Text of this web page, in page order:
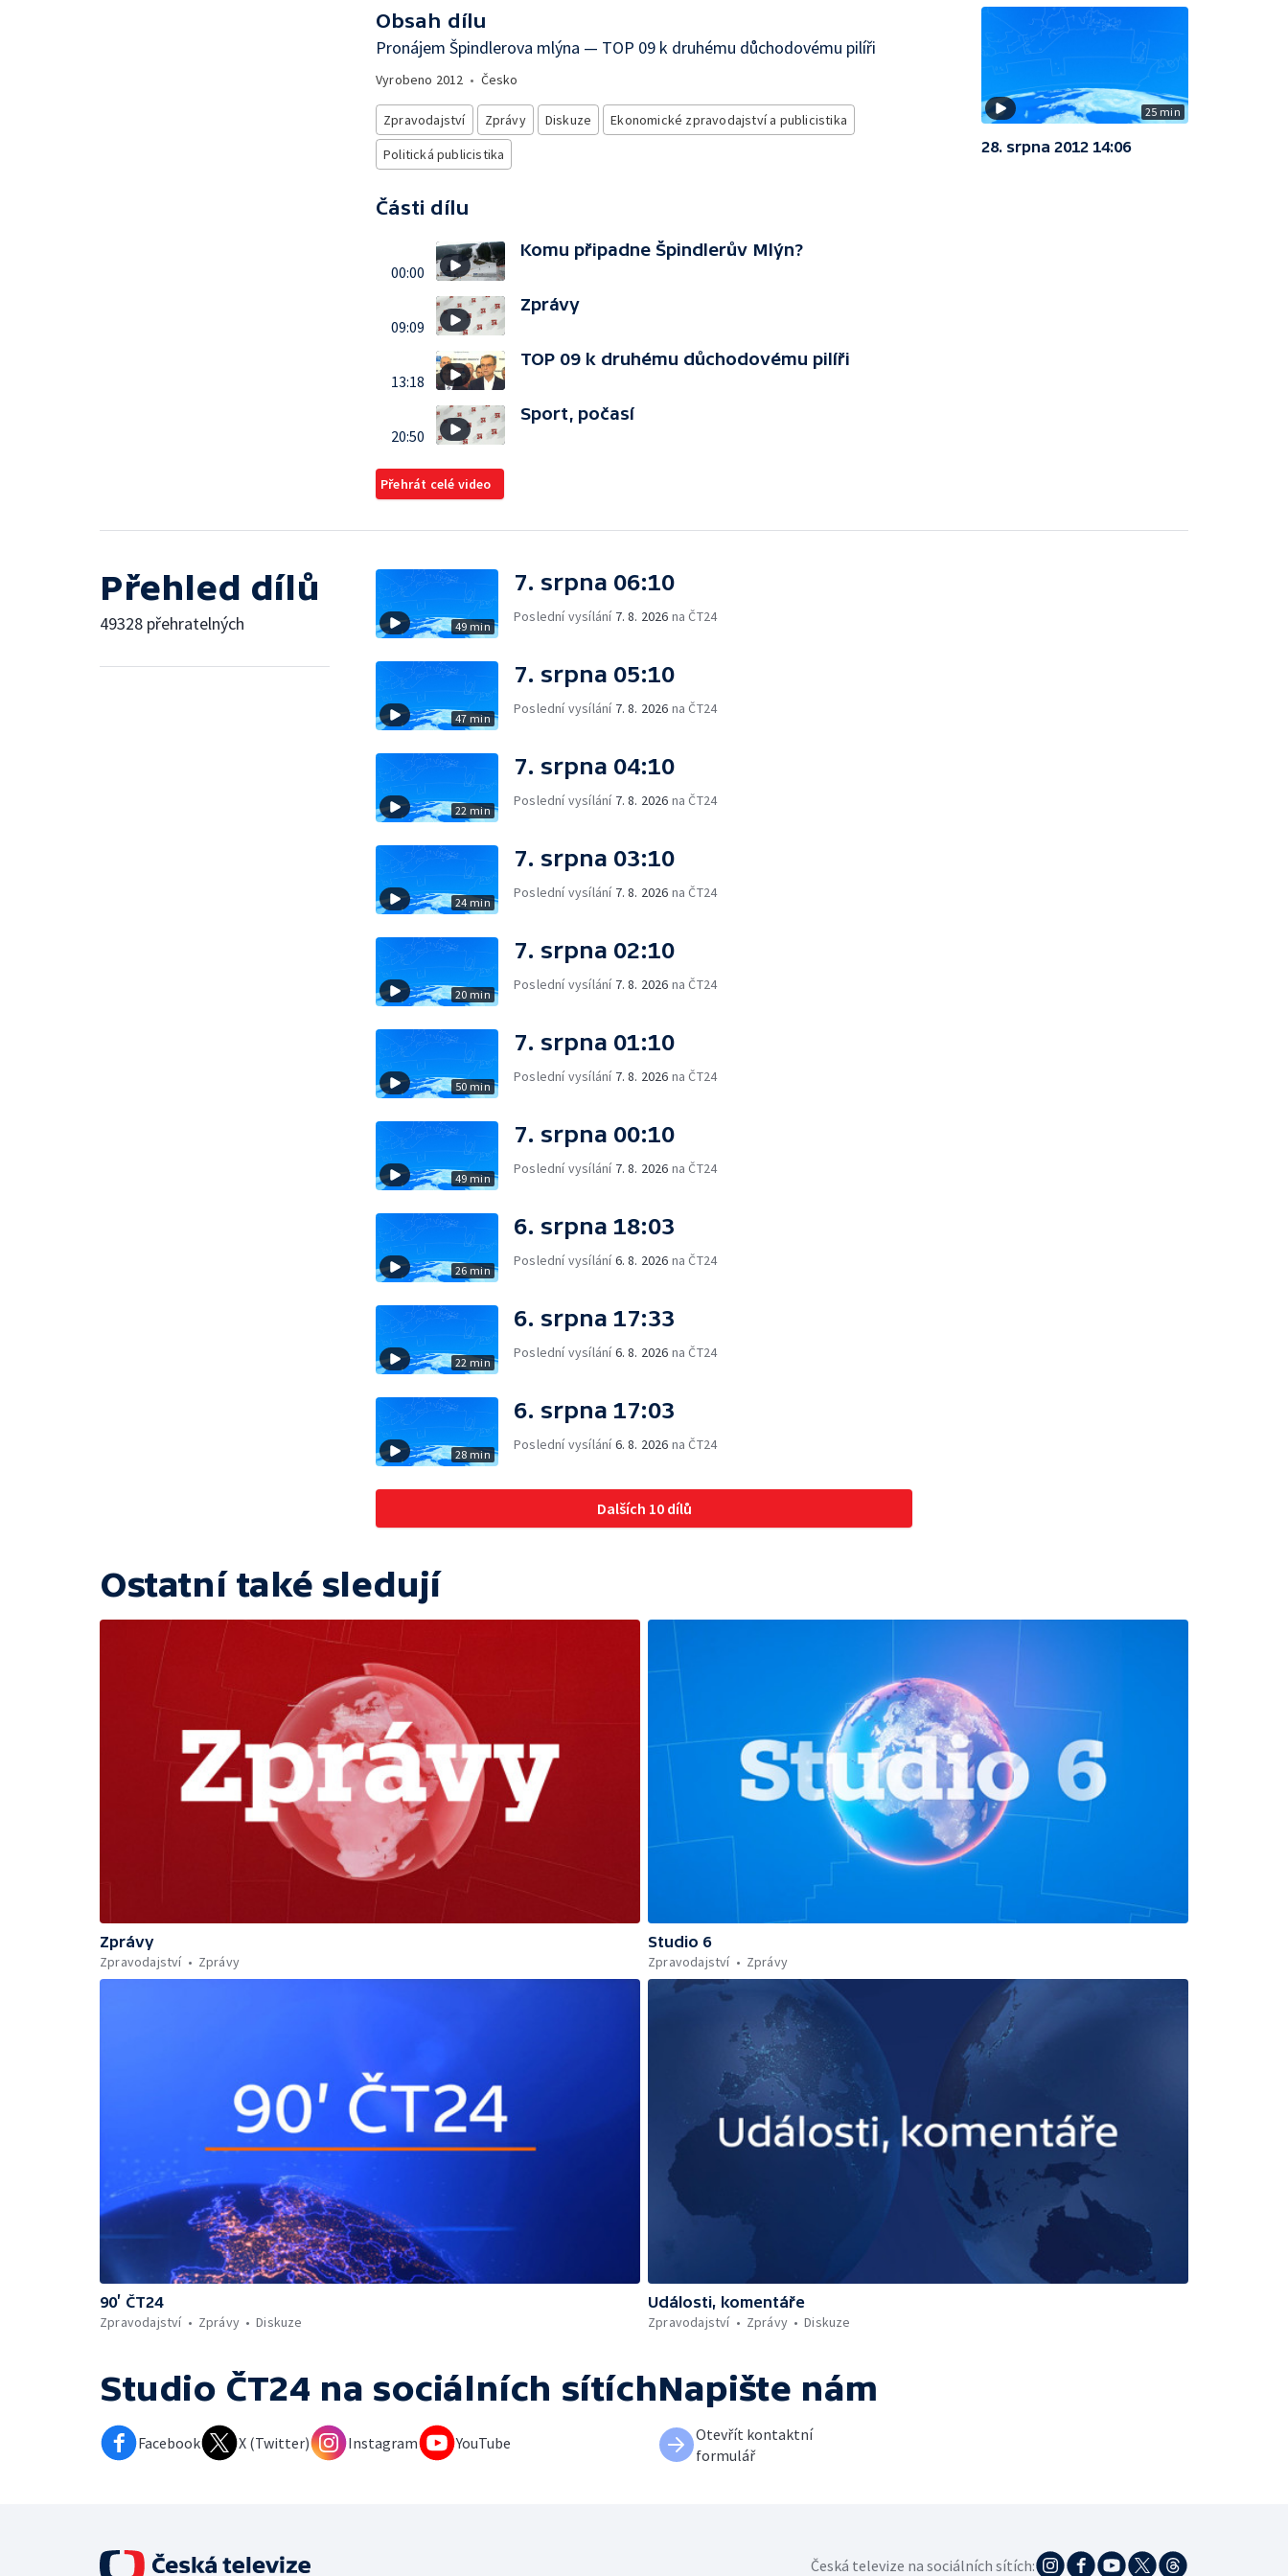
Obsah dílu
Pronájem Špindlerova mlýna — TOP 09 k druhému důchodovému pilíři
Vyrobeno 2012 • Česko
Zpravodajství Zprávy Diskuze
Ekonomické zpravodajství a publicistika
Politická publicistika
Části dílu
00:00
Komu připadne Špindlerův Mlýn?
09:09
Zprávy
13:18
TOP 09 k druhému důchodovému pilíři
20:50
Sport, počasí
Přehrát celé video
25 min
28. srpna 2012 14:06
Přehled dílů
49328 přehratelných 49 min
7. srpna 06:10
Poslední vysílání 7. 8. 2026 na ČT24
47 min
7. srpna 05:10
Poslední vysílání 7. 8. 2026 na ČT24
22 min
7. srpna 04:10
Poslední vysílání 7. 8. 2026 na ČT24
24 min
7. srpna 03:10
Poslední vysílání 7. 8. 2026 na ČT24
20 min
7. srpna 02:10
Poslední vysílání 7. 8. 2026 na ČT24
50 min
7. srpna 01:10
Poslední vysílání 7. 8. 2026 na ČT24
49 min
7. srpna 00:10
Poslední vysílání 7. 8. 2026 na ČT24
26 min
6. srpna 18:03
Poslední vysílání6. 8. 2026 na ČT24
22 min
6. srpna 17:33
Poslední vysílání6. 8. 2026 na ČT24
28 min
6. srpna 17:03
Poslední vysílání6. 8. 2026 na ČT24
Dalších 10 dílů
Ostatní také sledují
Zprávy
Zpravodajství
Zprávy
Studio 6
Zpravodajství
Zprávy
90’ ČT24
Zpravodajství
Zprávy Diskuze
Události, komentáře
Zpravodajství
Zprávy Diskuze
Studio ČT24 na sociálních sítích
Facebook X (Twitter) Instagram YouTube
Napište nám
Otevřít kontaktní
formulář
Česká televize na sociálních sítích: